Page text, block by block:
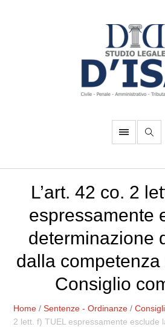
L’art. 42 co. 2
espressamente
determinazione
dalla
Consiglio
Home /Sentenze - Ordinanze /
2 lett. f) TUEL espressamente esclude